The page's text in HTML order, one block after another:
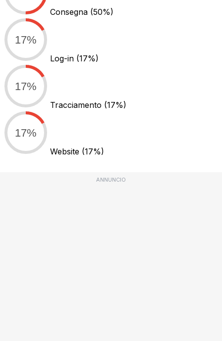
Consegna (50%)
17%
Log-in (17%)
17%
Tracciamento (17%)
17%
Website (17%)
ANNUNCIO